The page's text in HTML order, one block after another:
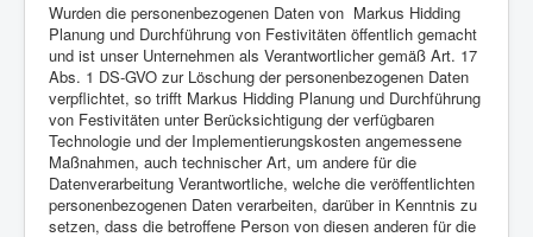
Wurden die personenbezogenen Daten von Markus Hidding
Planung und Durchführung von Festivitäten öffentlich gemacht
und ist unser Unternehmen als Verantwortlicher gemäß Art. 17
Abs. 1 DS-GVO zur Löschung der personenbezogenen Daten
verpflichtet, so trifft Markus Hidding Planung und Durchführung
von Festivitäten unter Berücksichtigung der verfügbaren
Technologie und der Implementierungskosten angemessene
Maßnahmen, auch technischer Art, um andere für die
Datenverarbeitung Verantwortliche, welche die veröffentlichten
personenbezogenen Daten verarbeiten, darüber in Kenntnis zu
setzen, dass die betroffene Person von diesen anderen für die